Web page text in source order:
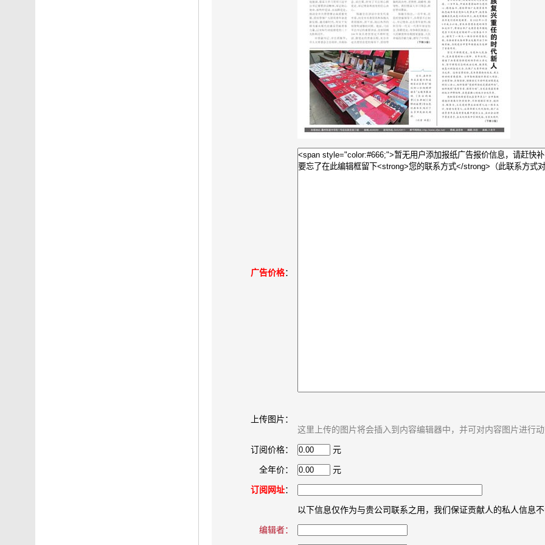
广告价格：
上传图片：
这里上传的图片将会插入到内容编辑器中，并可对内容图片进行
订阅价格： 元
全年价： 元
订阅网址：
以下信息仅作为与贵公司联系之用，我们保证贡献人的私人信息
编辑者：